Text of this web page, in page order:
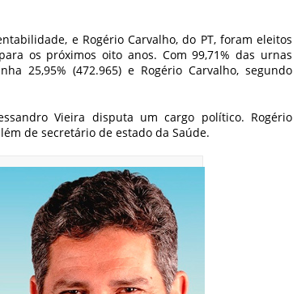
e Rogério Carvalho, do PT, foram eleitos
os próximos oito anos. Com 99,71% das urnas
25,95% (472.965) e Rogério Carvalho, segundo
Vieira disputa um cargo político. Rogério
de secretário de estado da Saúde.